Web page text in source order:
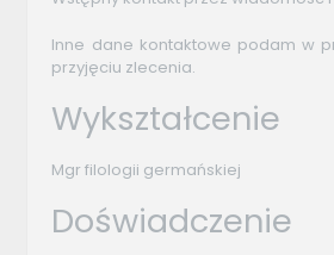
Inne dane kontaktowe podam w
przyjęciu zlecenia.
Wykształcenie
Mgr filologii germańskiej
Doświadczenie